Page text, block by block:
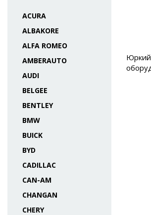
ACURA
ALBAKORE
ALFA ROMEO
AMBERAUTO
AUDI
BELGEE
BENTLEY
BMW
BUICK
BYD
CADILLAC
CAN-AM
CHANGAN
CHERY
Юркий